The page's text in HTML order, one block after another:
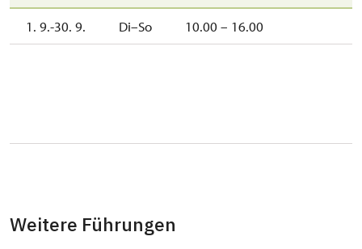
1. 9.-30. 9. Di–So 10.00 – 16.00
Weitere Führungen